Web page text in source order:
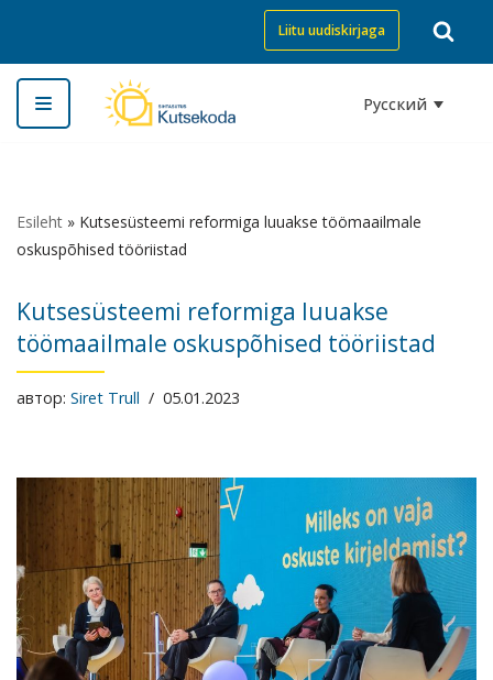
Перейти
к
содержимому
Liitu uudiskirjaga
Русский
Esileht » Kutsesüsteemi reformiga luuakse töömaailmale
oskuspõhised tööriistad
Kutsesüsteemi reformiga luuakse
töömaailmale oskuspõhised tööriistad
автор: Siret Trull 05.01.2023